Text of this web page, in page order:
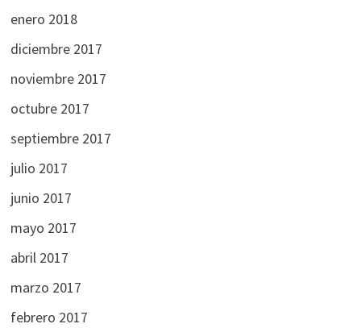
enero 2018
diciembre 2017
noviembre 2017
octubre 2017
septiembre 2017
julio 2017
junio 2017
mayo 2017
abril 2017
marzo 2017
febrero 2017